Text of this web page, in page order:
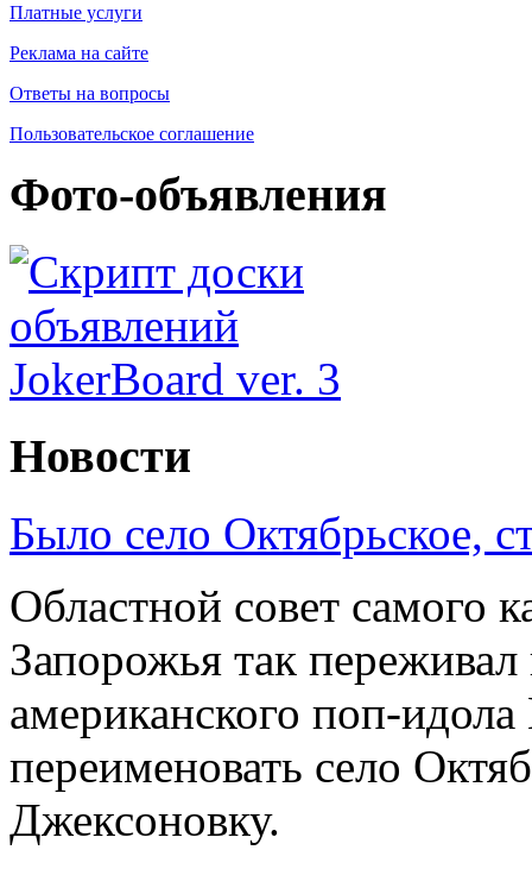
Платные услуги
Реклама на сайте
Ответы на вопросы
Пользовательское соглашение
Фото-объявления
Новости
Было село Октябрьское,
Областной совет самого
Запорожья так
американского поп-
переименовать село
Джексоновку.